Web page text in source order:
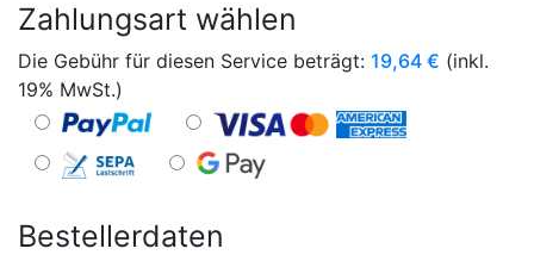
Zahlungsart wählen
Die Gebühr für diesen Service beträgt: 19,64 € (inkl.
19% MwSt.)
Bestellerdaten